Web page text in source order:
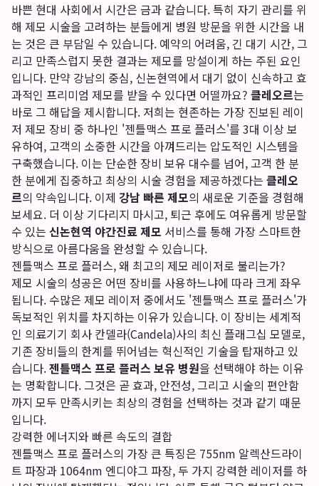
바쁜 현대 사회에서 시간은 금과 같습니다. 특히 자기 관리를 위
해 제모 시술을 고려하는 분들에게 병원 방문을 위한 시간을 내
는 것은 큰 부담일 수 있습니다. 예약의 어려움, 긴 대기 시간, 그
리고 만족스럽지 못한 결과는 제모를 망설이게 하는 주된 요인
입니다. 만약 강남의 중심, 신논현역에서 대기 없이 신속하고 효
과적인 프리미엄 제모를 받을 수 있다면 어떨까요? 클레오르는
바로 그 해답을 제시합니다. 저희는 현존하는 가장 진보된 레이
저 제모 장비 중 하나인 '젠틀맥스 프로 플러스'를 3대 이상 보
유하여, 고객의 소중한 시간을 아껴드리는 압도적인 시스템을
구축했습니다. 이는 단순한 장비 보유 대수를 넘어, 고객 한 분
한 분에게 집중하고 최상의 시술 경험을 제공하겠다는 클레오
르의 약속입니다. 이제 강남 빠른 제모의 새로운 기준을 경험해
보세요. 더 이상 기다리지 마시고, 퇴근 후에도 여유롭게 방문할
수 있는 신논현역 야간진료 제모 서비스를 통해 가장 스마트한
방식으로 아름다움을 완성할 수 있습니다.
젠틀맥스 프로 플러스, 왜 최고의 제모 레이저로 불리는가?
제모 시술의 성공은 어떤 장비를 사용하느냐에 따라 크게 좌우
됩니다. 수많은 제모 레이저 중에서도 '젠틀맥스 프로 플러스'가
독보적인 위치를 차지하는 이유가 있습니다. 이 장비는 세계적
인 의료기기 회사 칸델라(Candela)사의 최신 플래그십 모델로,
기존 장비들의 한계를 뛰어넘는 혁신적인 기술을 탑재하고 있
습니다.젠틀맥스 프로 플러스 보유 병원을 선택해야 하는 이유
는 명확합니다. 그것은 곧 효과, 안전성, 그리고 시술의 편안함
까지 모두 만족시키는 최상의 경험을 선택하는 것과 같기 때문
입니다.
강력한 에너지와 빠른 속도의 결합
젠틀맥스 프로 플러스의 가장 큰 특징은 755nm 알렉산드라이
트 파장과 1064nm 엔디야그 파장, 두 가지 강력한 레이저를 하